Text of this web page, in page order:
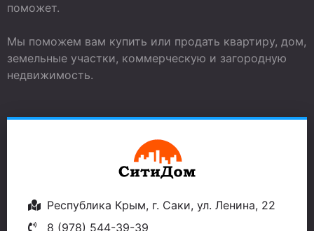
поможет.
Мы поможем вам купить или продать квартиру, дом,
земельные участки, коммерческую и загородную
недвижимость.
Республика Крым, г. Саки, ул. Ленина, 22
8 (978) 544-39-39